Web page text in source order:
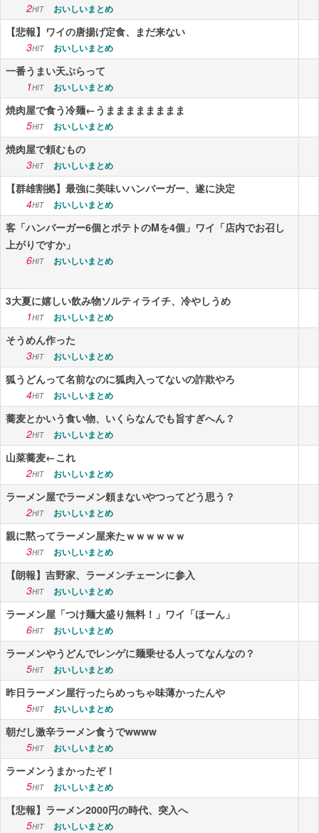
2HIT おいしいまとめ
【悲報】ワイの唐揚げ定食、まだ来ない
3HIT おいしいまとめ
一番うまい天ぷらって
1HIT おいしいまとめ
焼肉屋で食う冷麺←うまままままままま
5HIT おいしいまとめ
焼肉屋で頼むもの
3HIT おいしいまとめ
【群雄割拠】最強に美味いハンバーガー、遂に決定
4HIT おいしいまとめ
客「ハンバーガー6個とポテトのMを4個」ワイ「店内でお召し
上がりですか」
6HIT おいしいまとめ
3大夏に嬉しい飲み物ソルティライチ、冷やしうめ
1HIT おいしいまとめ
そうめん作った
3HIT おいしいまとめ
狐うどんって名前なのに狐肉入ってないの詐欺やろ
4HIT おいしいまとめ
蕎麦とかいう食い物、いくらなんでも旨すぎへん？
2HIT おいしいまとめ
山菜蕎麦←これ
2HIT おいしいまとめ
ラーメン屋でラーメン頼まないやつってどう思う？
2HIT おいしいまとめ
親に黙ってラーメン屋来たｗｗｗｗｗｗ
3HIT おいしいまとめ
【朗報】吉野家、ラーメンチェーンに参入
3HIT おいしいまとめ
ラーメン屋「つけ麺大盛り無料！」ワイ「ほーん」
6HIT おいしいまとめ
ラーメンやうどんでレンゲに麺乗せる人ってなんなの？
5HIT おいしいまとめ
昨日ラーメン屋行ったらめっちゃ味薄かったんや
5HIT おいしいまとめ
朝だし激辛ラーメン食うでwwww
5HIT おいしいまとめ
ラーメンうまかったぞ！
5HIT おいしいまとめ
【悲報】ラーメン2000円の時代、突入へ
5HIT おいしいまとめ